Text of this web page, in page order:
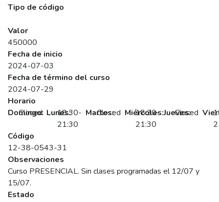
Tipo de código
Valor
450000
Fecha de inicio
2024-07-03
Fecha de término del curso
2024-07-29
Horario
Domingo:
Closed Lunes:
18:30-
21:30
Martes:
Closed Miércoles:
18:30-
21:30
Jueves:
Closed
Código
12-38-0543-31
Observaciones
Curso PRESENCIAL. Sin clases programadas el 12/07 y
15/07.
Estado